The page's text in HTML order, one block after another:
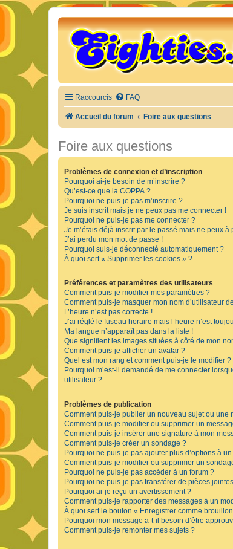
Raccourcis FAQ
Accueil du forum Foire aux questions
Foire aux questions
Problèmes de connexion et d’inscription
Pourquoi ai-je besoin de m’inscrire ?
Qu’est-ce que la COPPA ?
Pourquoi ne puis-je pas m’inscrire ?
Je suis inscrit mais je ne peux pas me connecter !
Pourquoi ne puis-je pas me connecter ?
Je m’étais déjà inscrit par le passé mais ne peux
J’ai perdu mon mot de passe !
Pourquoi suis-je déconnecté automatiquement ?
À quoi sert « Supprimer les cookies » ?
Préférences et paramètres des utilisateurs
Comment puis-je modifier mes paramètres ?
Comment puis-je masquer mon nom d’utilisateur
L’heure n’est pas correcte !
J’ai réglé le fuseau horaire mais l’heure n’est
Ma langue n’apparaît pas dans la liste !
Que signifient les images situées à côté de mon
Comment puis-je afficher un avatar ?
Quel est mon rang et comment puis-je le modifier ?
Pourquoi m’est-il demandé de me connecter
utilisateur ?
Problèmes de publication
Comment puis-je publier un nouveau sujet ou une
Comment puis-je modifier ou supprimer un
Comment puis-je insérer une signature à mon
Comment puis-je créer un sondage ?
Pourquoi ne puis-je pas ajouter plus d’options à
Comment puis-je modifier ou supprimer un
Pourquoi ne puis-je pas accéder à un forum ?
Pourquoi ne puis-je pas transférer de pièces
Pourquoi ai-je reçu un avertissement ?
Comment puis-je rapporter des messages à un
À quoi sert le bouton « Enregistrer comme
Pourquoi mon message a-t-il besoin d’être
Comment puis-je remonter mes sujets ?